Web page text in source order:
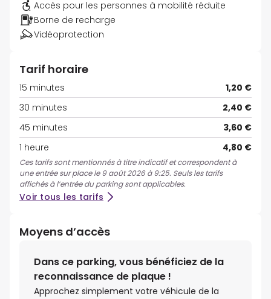
Accès pour les personnes à mobilité réduite
Borne de recharge
Vidéoprotection
Tarif horaire
15 minutes
1,20 €
30 minutes
2,40 €
45 minutes
3,60 €
1 heure
4,80 €
Ces tarifs sont mentionnés à titre indicatif et correspondent à
une entrée sur place le 9 août 2026 à 9:25. Seuls les tarifs
affichés à l’entrée du parking sont applicables.
Voir tous les tarifs
Moyens d’accès
Dans ce parking, vous bénéficiez de la
reconnaissance de plaque !
Approchez simplement votre véhicule de la